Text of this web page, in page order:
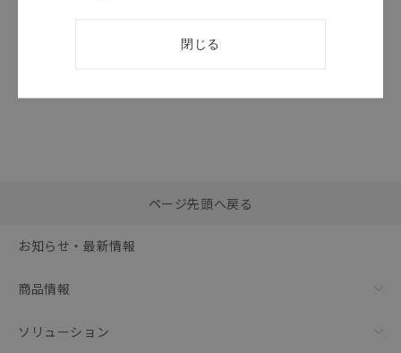
括ダウンロード
ページ先頭へ戻る
お知らせ・最新情報
商品情報
ソリューション
閉じる